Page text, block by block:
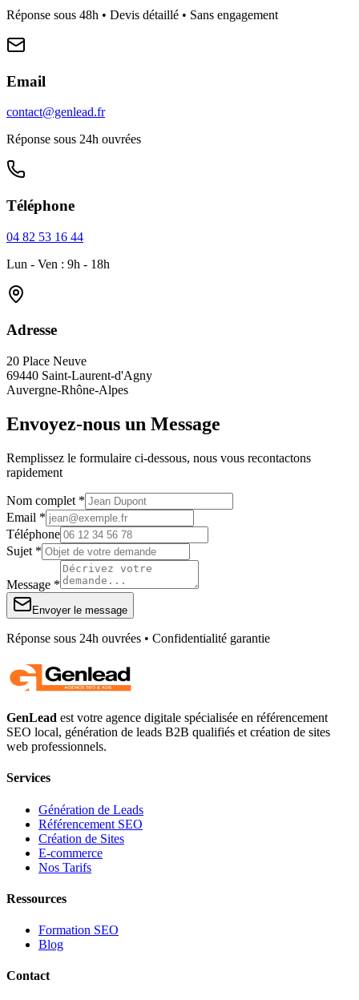
Réponse sous 48h • Devis détaillé • Sans engagement
Email
contact@genlead.fr
Réponse sous 24h ouvrées
Téléphone
04 82 53 16 44
Lun - Ven : 9h - 18h
Adresse
20 Place Neuve
69440 Saint-Laurent-d'Agny
Auvergne-Rhône-Alpes
Envoyez-nous un Message
Remplissez le formulaire ci-dessous, nous vous recontactons
rapidement
Nom complet *
Email *
Téléphone
Sujet *
Message *
Envoyer le message
Réponse sous 24h ouvrées • Confidentialité garantie
GenLead est votre agence digitale spécialisée en référencement
SEO local, génération de leads B2B qualifiés et création de sites
web professionnels.
Services
Génération de Leads
Référencement SEO
Création de Sites
E-commerce
Nos Tarifs
Ressources
Formation SEO
Blog
Contact